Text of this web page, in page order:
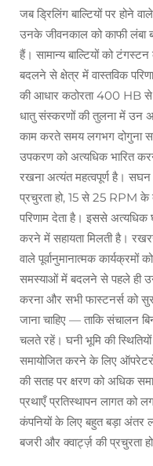
जब ड्रिलिंग बाल्टियों पर होने
उनके जीवनकाल को काफी लंबा
हैं। सामान्य बाल्टियों को
बदलने से क्षेत्र में वास्तविक
की आधार कठोरता 400 HB से
धातु संस्करणों की तुलना में उन
काम करते समय लगभग दोगुना
उपकरण को अत्यधिक भारित
रखना अत्यंत महत्वपूर्ण है। सघन
प्रचुरता हो, 15 से 25 RPM के
परिणाम देता है। इससे अत्यधिक
करने में सहायता मिलती है।
वाले पूर्वानुमानात्मक कार्यक्रमों
समस्याओं में बदलने से पहले ही
करना और सभी फास्टनर्स को
जाना चाहिए — ताकि संचालन
चलते रहें। घनी भूमि की
समायोजित करने के लिए
की सतह पर क्षरण को अधिक
प्रथाएँ प्रतिस्थापन लागत
कंपनियों के लिए बहुत बड़ा अंतर
बजरी और क्वार्ट्ज़ की प्रचुरता